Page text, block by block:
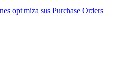
optimiza sus Purchase Orders